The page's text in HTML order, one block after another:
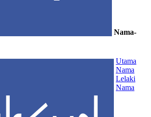
Nama-
Utama
Nama
Lelaki
Nama